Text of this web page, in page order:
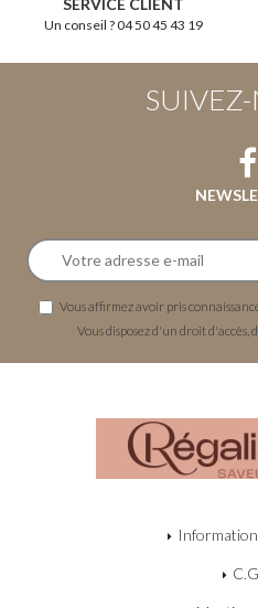
Un conseil ? 04 50 45 43 19
Vous affirmez avoir pris
Vous disposez d'un droit d'accès,